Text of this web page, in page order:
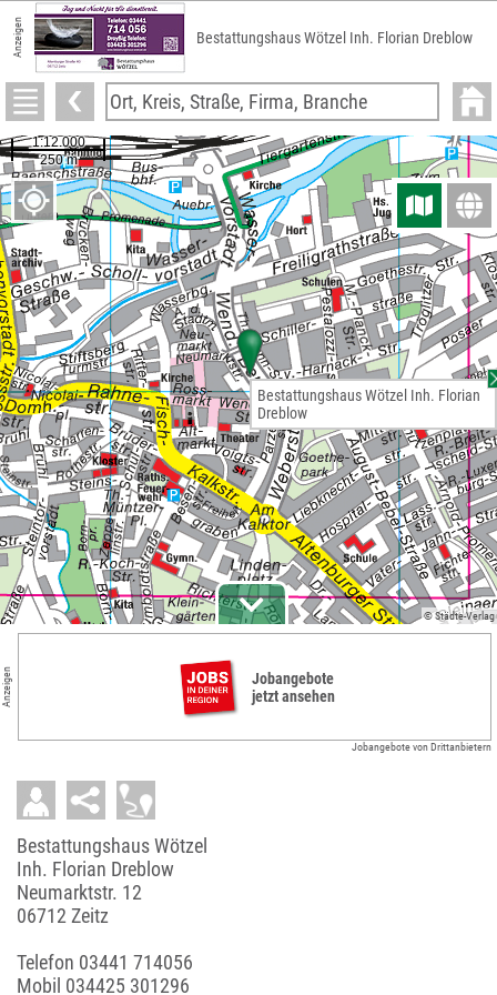
Anzeigen Bestattungshaus Wötzel Inh. Florian Dreblow
© Städte-Verlag
Bestattungshaus Wötzel Inh. Florian
Dreblow
Anzeigen
Jobangebote
jetzt ansehen
Jobangebote von Drittanbietern
Bestattungshaus Wötzel
Inh. Florian Dreblow
Neumarktstr. 12
06712 Zeitz
Telefon 03441 714056
Mobil 034425 301296